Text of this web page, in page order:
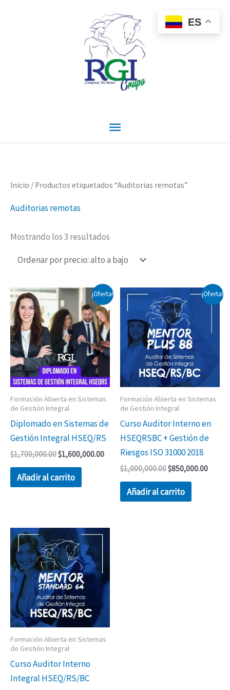
Menú
principal
Inicio / Productos etiquetados “Auditorias remotas”
Auditorias remotas
Mostrando los 3 resultados
Ordenado
por
¡Oferta!
Formación Abierta en Sistemas
de Gestión Integral
Diplomado en Sistemas de
Gestión Integral HSEQ/RS
$1,700,000.00
El
precio
original
era:
$1,700,000.00.
$1,600,000.00
El
precio
actual
es:
$1,600,000.00.
Añadir al carrito
¡Oferta!
Formación Abierta en Sistemas
de Gestión Integral
Curso Auditor Interno en
HSEQRSBC + Gestión de
Riesgos ISO 31000 2018
$1,000,000.00
precio
original
era:
$1,000,000.00.
$850,000.00
El
precio
Añadir al carrito
Formación Abierta en Sistemas
de Gestión Integral
Curso Auditor Interno
Integral HSEQ/RS/BC
ES